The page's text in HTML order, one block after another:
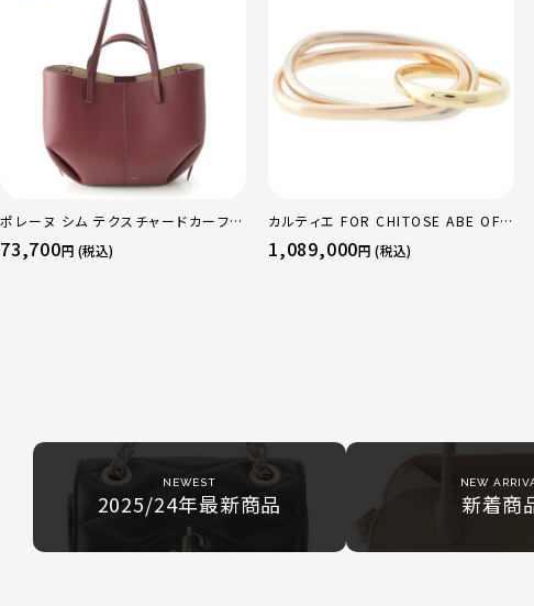
ポレーヌ シム テクスチャードカーフレ
ザー トートバッグ ダークチェリー レギ
ュラー
73,700円 (税込)
カルティエ FOR CHITOSE ABE OF
sacai サカイ 750 YG×PG×WG ト
リニティ リング 指輪 マルチカラー 50
1,089,000円 (税込)
NEWEST
2025/24年最新商品
NEW
新着商